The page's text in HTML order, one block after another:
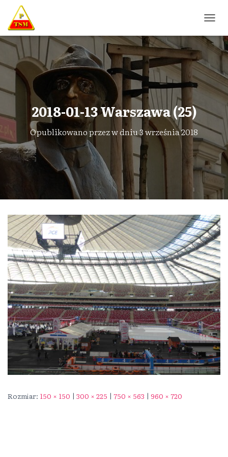
R
Z
Ą
C
Z
A
I
G
C
J
2018-01-13 Warszawa (25)
Opublikowano przezw dniu3 września 2018
Rozmiar: 150 × 150 | 300 × 225 | 750 × 563 | 960 × 720